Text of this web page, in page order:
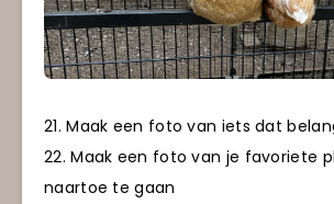
21. Maak een foto van iets dat
22. Maak een foto van je favoriete
naartoe te gaan